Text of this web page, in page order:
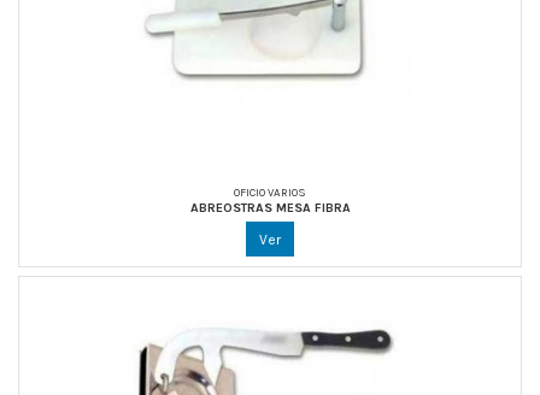
OFICIO VARIOS
ABREOSTRAS MESA FIBRA
Ver